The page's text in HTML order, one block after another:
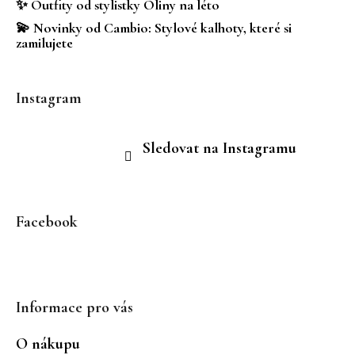
ý
✨ Outfity od stylistky Oliny na léto
💫 Novinky od Cambio: Stylové kalhoty, které si
zamilujete
Instagram
Sledovat na Instagramu
Facebook
Informace pro vás
O nákupu